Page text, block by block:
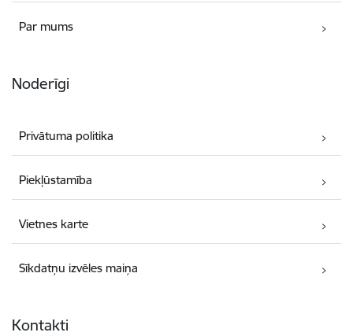
Par mums
Noderīgi
Privātuma politika
Piekļūstamība
Vietnes karte
Sīkdatņu izvēles maiņa
Kontakti